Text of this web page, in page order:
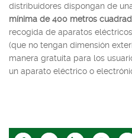
distribuidores dispongan de
mínima de 400 metros
recogida de aparatos
(que no tengan dimensión
manera gratuita para los
un aparato eléctrico o